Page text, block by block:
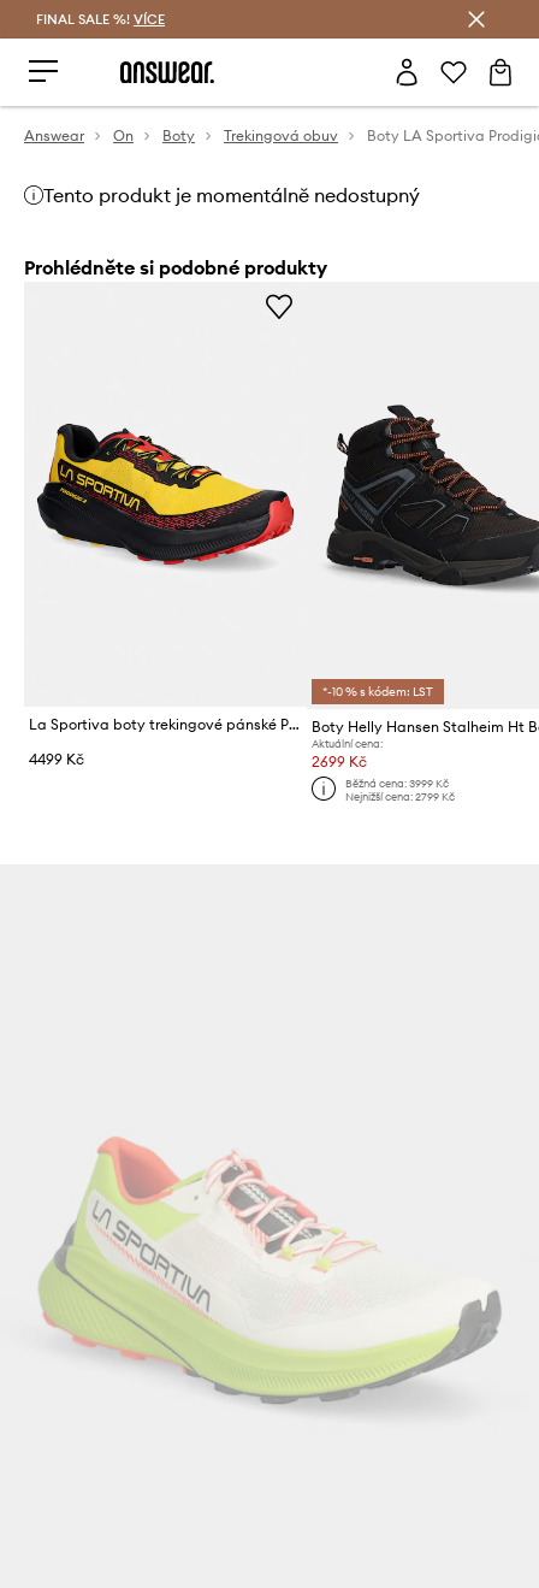
FINAL SALE %! VÍCE
Answear On Boty Trekingová obuv Boty LA Sportiva
Tento produkt je momentálně nedostupný
Prohlédněte si podobné produkty
La Sportiva boty trekingové pánské Prodigio 2
4499 Kč
*-10 % s kódem: LST
Boty Helly Hansen Stalheim Ht
Aktuální cena:
2699 Kč
Běžná cena: 3999 Kč
Nejnižší cena: 2799 Kč